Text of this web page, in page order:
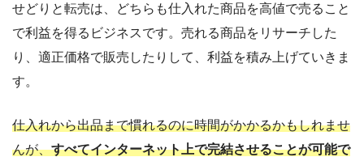
せどりと転売は、どちらも仕入れた商品を高値で売ること
で利益を得るビジネスです。売れる商品をリサーチした
り、適正価格で販売したりして、利益を積み上げていきま
す。
仕入れから出品まで慣れるのに時間がかかるかもしれませ
んが、すべてインターネット上で完結させることが可能で